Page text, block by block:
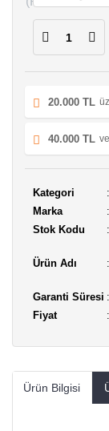
20.000 TL
40.000 TL
Kategori
Marka
Stok Kodu
Ürün Adı
Garanti Süresi
Fiyat
Ürün Bilgisi